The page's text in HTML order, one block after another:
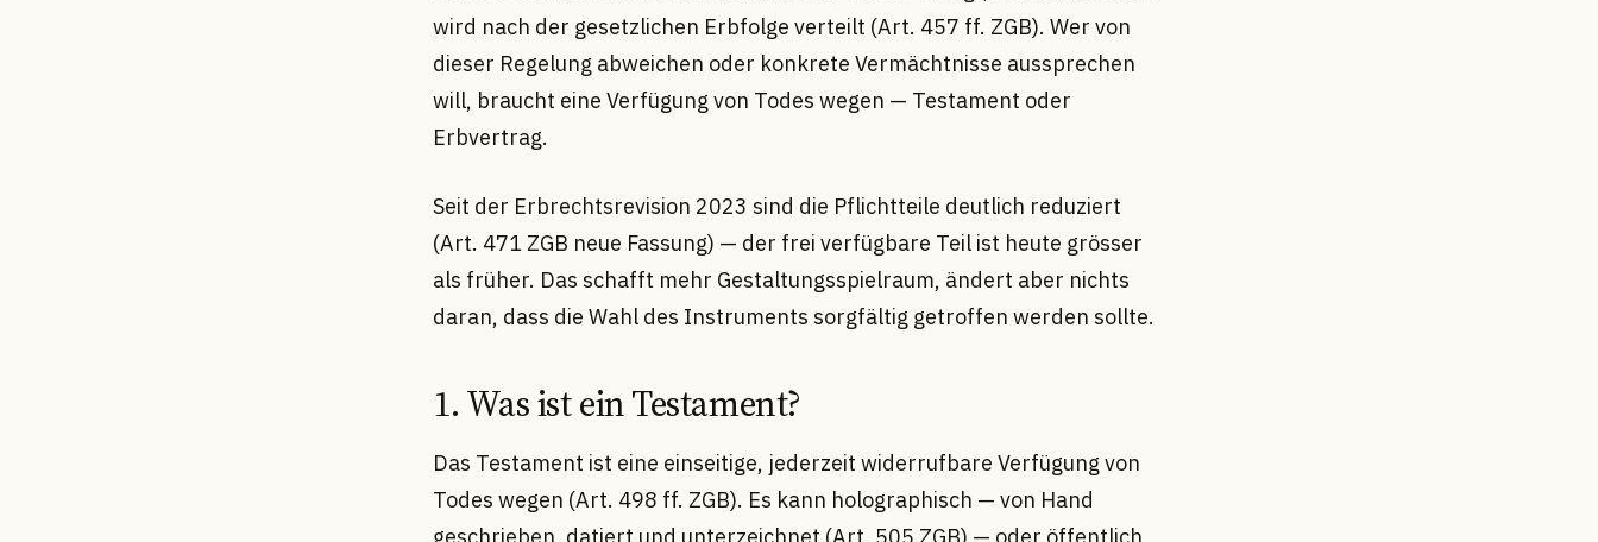
wird nach der gesetzlichen Erbfolge verteilt (Art. 457 ff. ZGB). Wer von
dieser Regelung abweichen oder konkrete Vermächtnisse aussprechen
will, braucht eine Verfügung von Todes wegen — Testament oder
Erbvertrag.
Seit der Erbrechtsrevision 2023 sind die Pflichtteile deutlich reduziert
(Art. 471 ZGB neue Fassung) — der frei verfügbare Teil ist heute grösser
als früher. Das schafft mehr Gestaltungsspielraum, ändert aber nichts
daran, dass die Wahl des Instruments sorgfältig getroffen werden sollte.
1. Was ist ein Testament?
Das Testament ist eine einseitige, jederzeit widerrufbare Verfügung von
Todes wegen (Art. 498 ff. ZGB). Es kann holographisch — von Hand
geschrieben, datiert und unterzeichnet (Art. 505 ZGB) — oder öffentlich